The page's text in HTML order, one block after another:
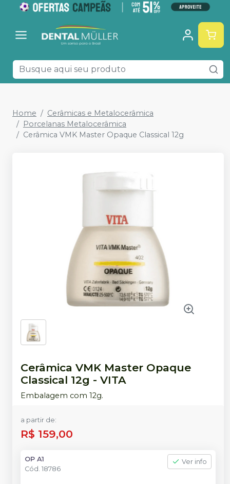
Home
Cerâmicas e Metalocerâmica
Porcelanas Metalocerâmica
Cerâmica VMK Master Opaque Classical 12g
Cerâmica VMK Master Opaque
Classical 12g - VITA
Embalagem com 12g.
a partir de:
R$ 159,00
OP A1
Cód. 18786
Ver info